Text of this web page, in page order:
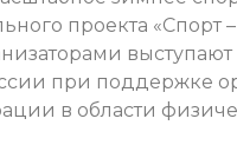
проекта
при поддержке
в области